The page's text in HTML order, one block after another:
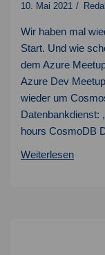
10. Mai 2021
Wir haben mal
Start. Und wie
dem Azure
Azure Dev
wieder um
Datenbankdienst:
hours CosmoDB
Weiterlesen